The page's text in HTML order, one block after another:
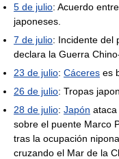
5 de julio: Acuerdo
japoneses.
7 de julio: Incidente del
declara la Guerra
23 de julio: Cáceres es
26 de julio: Tropas
28 de julio: Japón ataca
sobre el puente Marco
tras la ocupación
cruzando el Mar de la